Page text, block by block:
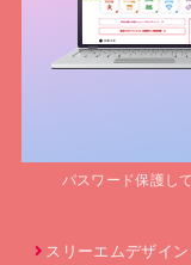
パスワード保護し
スリーエムデザイン